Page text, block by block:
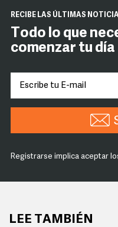
RECIBE LAS ÚLTIMAS
Todo lo que
comenzar tu día
Registrarse implica aceptar
LEE TAMBIÉN